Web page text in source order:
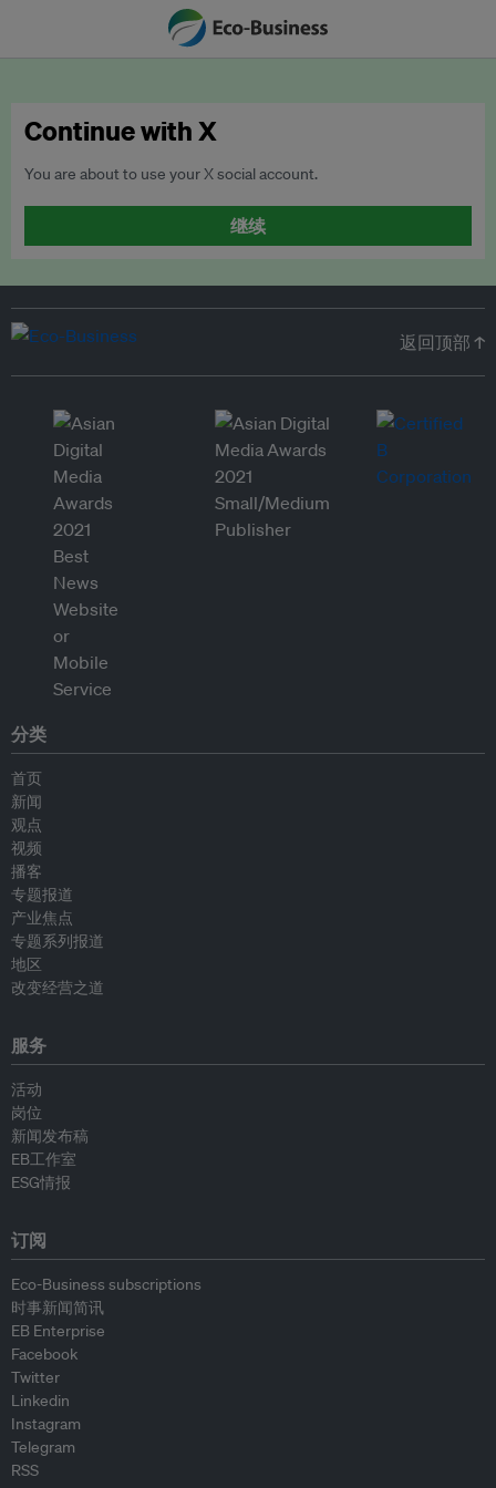
Continue with X
You are about to use your X social account.
继续
返回顶部 ↑
分类
首页
新闻
观点
视频
播客
专题报道
产业焦点
专题系列报道
地区
改变经营之道
服务
活动
岗位
新闻发布稿
EB工作室
ESG情报
订阅
Eco-Business subscriptions
时事新闻简讯
EB Enterprise
Facebook
Twitter
Linkedin
Instagram
Telegram
RSS